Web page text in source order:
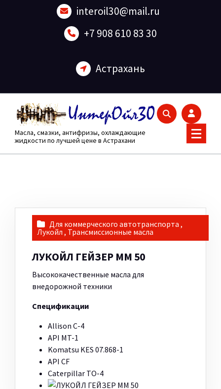
interoil30@mail.ru
+7 908 610 83 30
Астрахань
Масла, смазки, антифризы, охлаждающие
жидкости по лучшей цене в Астрахани
Для коммерческого автотранспорта ,
Лукойл , Трансмиссионные масла
ЛУКОЙЛ ГЕЙЗЕР ММ 50
Высококачественные масла для
внедорожной техники
Спецификации
Allison C-4
API MT-1
Komatsu KES 07.868-1
API CF
Caterpillar TO-4